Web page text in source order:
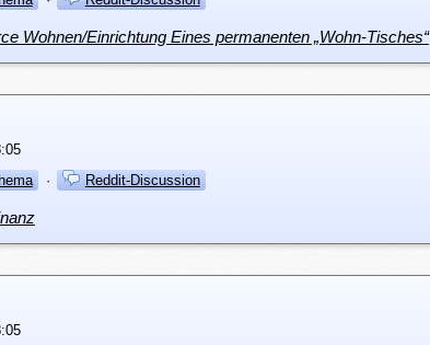
Wohnen/Einrichtung Eines permanenten „Wohn-Tisches“
· Reddit-Discussion